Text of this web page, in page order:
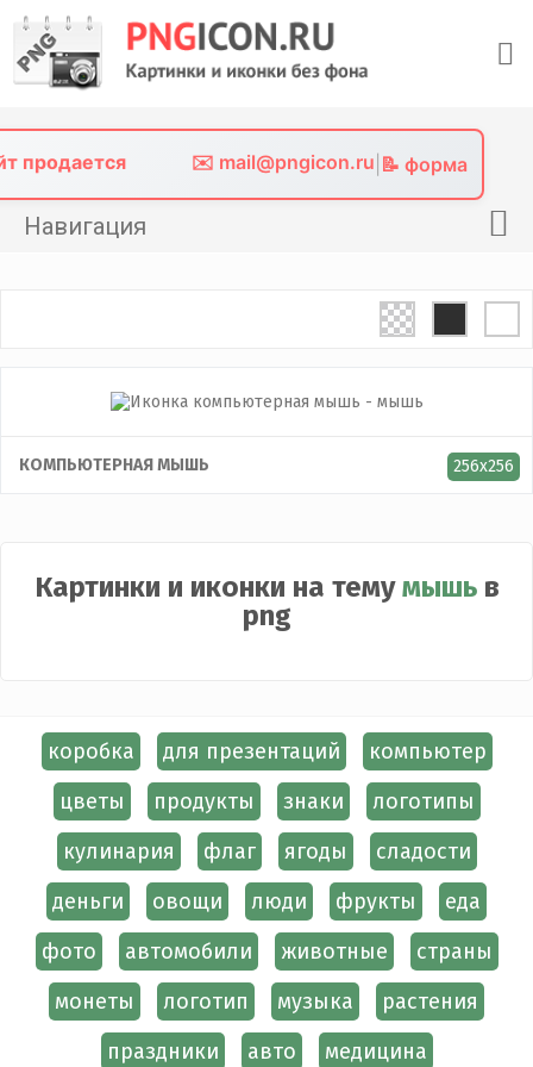
content
продается ✉️ mail@pngicon.ru 📝 форма
Навигация
Фото без фона
КОМПЬЮТЕРНАЯ МЫШЬ 256x256
Картинки и иконки на темумышьв
png
коробка для презентаций
компьютер
цветы
продукты знаки
логотипы
кулинария
флаг ягоды
сладости
деньги
овощи люди фрукты
еда
фото
автомобили животные
страны
монеты
логотип музыка
растения
праздники
авто медицина